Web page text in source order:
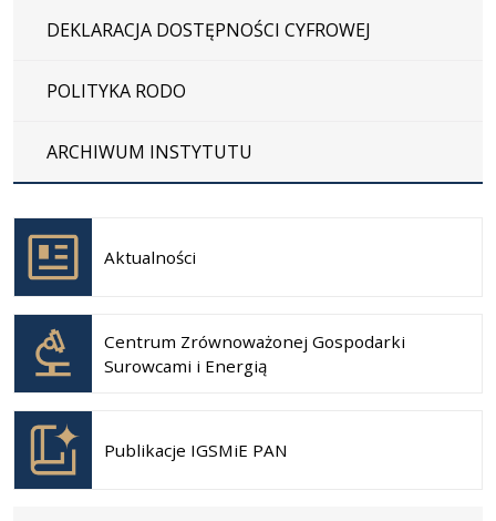
DEKLARACJA DOSTĘPNOŚCI CYFROWEJ
POLITYKA RODO
ARCHIWUM INSTYTUTU
Aktualności
Otwiera
się w
nowej
karcie
Centrum Zrównoważonej Gospodarki
Surowcami i Energią
Otwiera
się w
nowej
karcie
Publikacje IGSMiE PAN
Otwiera
się w
nowej
karcie